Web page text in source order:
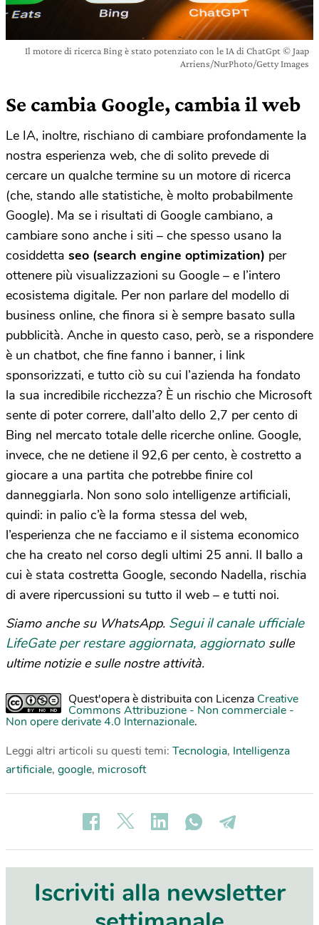
Il motore di ricerca Bing è stato potenziato con le IA di ChatGpt © Jaap
Arriens/NurPhoto/Getty Images
Se cambia Google, cambia il web
Le IA, inoltre, rischiano di cambiare profondamente la
nostra esperienza web, che di solito prevede di
cercare un qualche termine su un motore di ricerca
(che, stando alle statistiche, è molto probabilmente
Google). Ma se i risultati di Google cambiano, a
cambiare sono anche i siti – che spesso usano la
cosiddetta seo (search engine optimization) per
ottenere più visualizzazioni su Google – e l’intero
ecosistema digitale. Per non parlare del modello di
business online, che finora si è sempre basato sulla
pubblicità. Anche in questo caso, però, se a rispondere
è un chatbot, che fine fanno i banner, i link
sponsorizzati, e tutto ciò su cui l’azienda ha fondato
la sua incredibile ricchezza? È un rischio che Microsoft
sente di poter correre, dall’alto dello 2,7 per cento di
Bing nel mercato totale delle ricerche online. Google,
invece, che ne detiene il 92,6 per cento, è costretto a
giocare a una partita che potrebbe finire col
danneggiarla. Non sono solo intelligenze artificiali,
quindi: in palio c’è la forma stessa del web,
l’esperienza che ne facciamo e il sistema economico
che ha creato nel corso degli ultimi 25 anni. Il ballo a
cui è stata costretta Google, secondo Nadella, rischia
di avere ripercussioni su tutto il web – e tutti noi.
Siamo anche su WhatsApp. Segui il canale ufficiale
LifeGate per restare aggiornata, aggiornato sulle
ultime notizie e sulle nostre attività.
Quest'opera è distribuita con Licenza Creative
Commons Attribuzione - Non commerciale -
Non opere derivate 4.0 Internazionale.
Leggi altri articoli su questi temi: Tecnologia, Intelligenza
artificiale, google, microsoft
Iscriviti alla newsletter